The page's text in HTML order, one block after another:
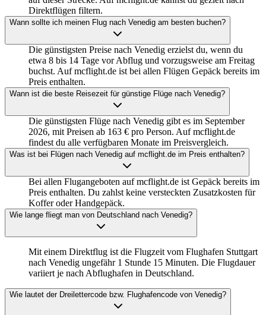
Direktflügen filtern.
Wann sollte ich meinen Flug nach Venedig am besten buchen?
Die günstigsten Preise nach Venedig erzielst du, wenn du
etwa 8 bis 14 Tage vor Abflug und vorzugsweise am Freitag
buchst. Auf mcflight.de ist bei allen Flügen Gepäck bereits im
Preis enthalten.
Wann ist die beste Reisezeit für günstige Flüge nach Venedig?
Die günstigsten Flüge nach Venedig gibt es im September
2026, mit Preisen ab 163 € pro Person. Auf mcflight.de
findest du alle verfügbaren Monate im Preisvergleich.
Was ist bei Flügen nach Venedig auf mcflight.de im Preis enthalten?
Bei allen Flugangeboten auf mcflight.de ist Gepäck bereits im
Preis enthalten. Du zahlst keine versteckten Zusatzkosten für
Koffer oder Handgepäck.
Wie lange fliegt man von Deutschland nach Venedig?
Mit einem Direktflug ist die Flugzeit vom Flughafen Stuttgart
nach Venedig ungefähr 1 Stunde 15 Minuten. Die Flugdauer
variiert je nach Abflughafen in Deutschland.
Wie lautet der Dreilettercode bzw. Flughafencode von Venedig?